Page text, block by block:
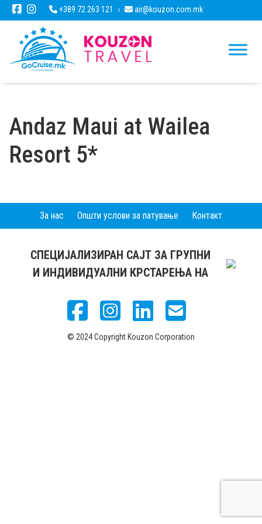
+389 72 263 121 air@kouzon.com.mk
Andaz Maui at Wailea
Resort 5*
За нас Општи услови за патување Контакт
СПЕЦИЈАЛИЗИРАН САЈТ ЗА ГРУПНИ
И ИНДИВИДУАЛНИ КРСТАРЕЊА НА
© 2024 Copyright Kouzon Corporation